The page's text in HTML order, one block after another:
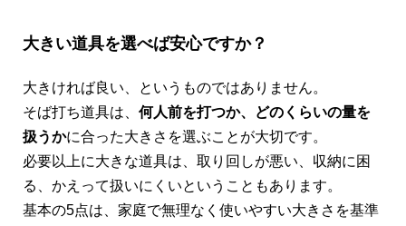
大きい道具を選べば安心ですか？
大きければ良い、というものではありません。
そば打ち道具は、 何人前を打つか、どのくらいの量を
扱うかに合った大きさを選ぶことが大切です。
必要以上に大きな道具は、取り回しが悪い、収納に困
る、かえって扱いにくいということもあります。
基本の5点は、家庭で無理なく使いやすい大きさを基準